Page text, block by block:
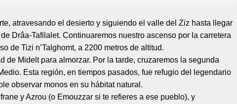
atravesando el desierto y siguiendo el valle del Ziz hasta llegar
Drâa-Tafilalet. Continuaremos nuestro ascenso por la carretera
de Tizi n’Talghomt, a 2200 metros de altitud.
de Midelt para almorzar. Por la tarde, cruzaremos la segunda
Esta región, en tiempos pasados, fue refugio del legendario
observar monos en su hábitat natural.
y Azrou (o Emouzzar si te refieres a ese pueblo), y